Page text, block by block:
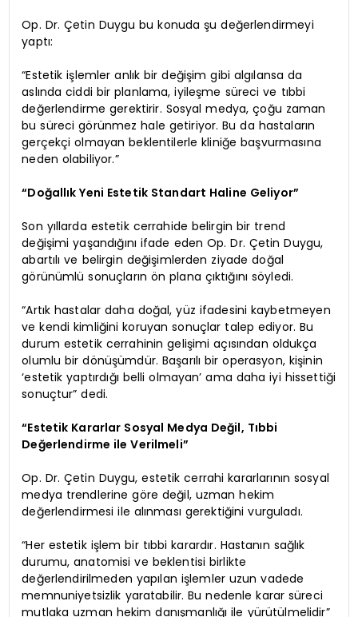
Op. Dr. Çetin Duygu bu konuda şu değerlendirmeyi
yaptı:
“Estetik işlemler anlık bir değişim gibi algılansa da
aslında ciddi bir planlama, iyileşme süreci ve tıbbi
değerlendirme gerektirir. Sosyal medya, çoğu zaman
bu süreci görünmez hale getiriyor. Bu da hastaların
gerçekçi olmayan beklentilerle kliniğe başvurmasına
neden olabiliyor.”
“Doğallık Yeni Estetik Standart Haline Geliyor”
Son yıllarda estetik cerrahide belirgin bir trend
değişimi yaşandığını ifade eden Op. Dr. Çetin Duygu,
abartılı ve belirgin değişimlerden ziyade doğal
görünümlü sonuçların ön plana çıktığını söyledi.
“Artık hastalar daha doğal, yüz ifadesini kaybetmeyen
ve kendi kimliğini koruyan sonuçlar talep ediyor. Bu
durum estetik cerrahinin gelişimi açısından oldukça
olumlu bir dönüşümdür. Başarılı bir operasyon, kişinin
‘estetik yaptırdığı belli olmayan’ ama daha iyi hissettiği
sonuçtur” dedi.
“Estetik Kararlar Sosyal Medya Değil, Tıbbi
Değerlendirme ile Verilmeli”
Op. Dr. Çetin Duygu, estetik cerrahi kararlarının sosyal
medya trendlerine göre değil, uzman hekim
değerlendirmesi ile alınması gerektiğini vurguladı.
“Her estetik işlem bir tıbbi karardır. Hastanın sağlık
durumu, anatomisi ve beklentisi birlikte
değerlendirilmeden yapılan işlemler uzun vadede
memnuniyetsizlik yaratabilir. Bu nedenle karar süreci
mutlaka uzman hekim danışmanlığı ile yürütülmelidir”